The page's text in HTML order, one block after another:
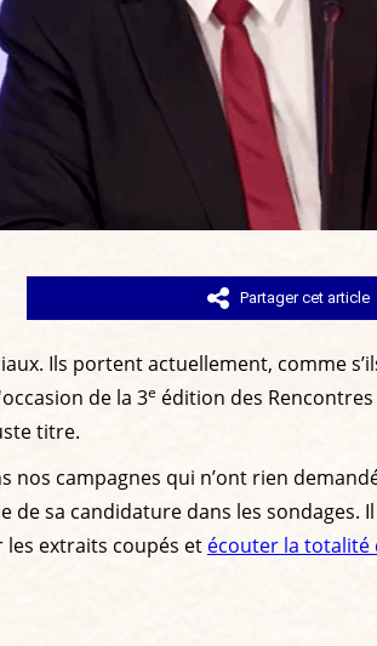
Partager cet article
Ils portent actuellement, comme
de la 3e édition des
titre.
campagnes qui n’ont rien
de sa candidature dans les
extraits coupés et écouter la totalité